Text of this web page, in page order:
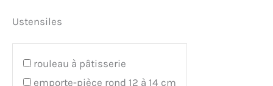
Ustensiles
rouleau à pâtisserie
emporte-pièce rond 12 à 14 cm